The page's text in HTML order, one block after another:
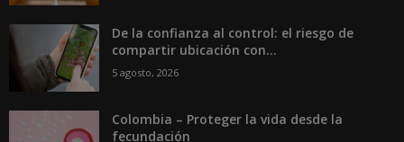
De la confianza al control: el riesgo de
compartir ubicación con...
5 agosto, 2026
Colombia – Proteger la vida desde la
fecundación